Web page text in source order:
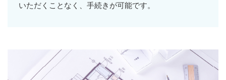
いただくことなく、手続きが可能です。